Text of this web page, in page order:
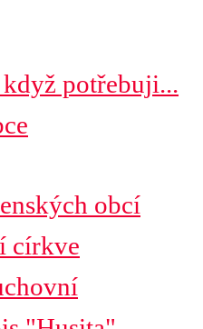
potřebuji...
obcí
církve